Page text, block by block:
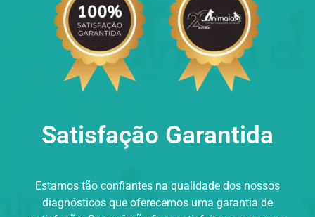
Satisfação Garantida
Estamos tão confiantes na qualidade dos nossos
diagnósticos que oferecemos uma garantia de